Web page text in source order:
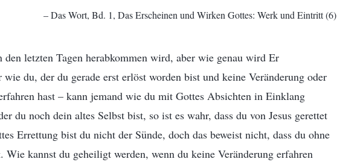
– Das Wort, Bd. 1, Das Erscheinen und Wirken Gottes: Werk und Eintritt (6)
den letzten Tagen herabkommen wird, aber wie genau wird Er
wie du, der du gerade erst erlöst worden bist und keine Veränderung oder
hast – kann jemand wie du mit Gottes Absichten in Einklang
du noch dein altes Selbst bist, so ist es wahr, dass du von Jesus gerettet
Errettung bist du nicht der Sünde, doch das beweist nicht, dass du ohne
Wie kannst du geheiligt werden, wenn du keine Veränderung erfahren